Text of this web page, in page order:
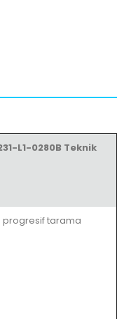
L1-0280B Teknik
progresif tarama